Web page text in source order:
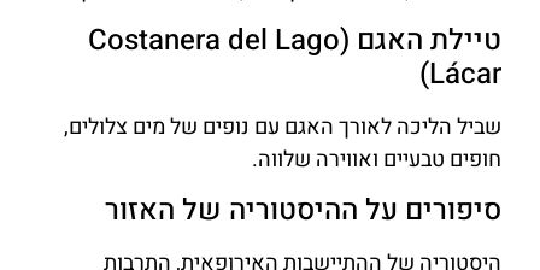
טיילת האגם (Costanera del Lago
Lácar)
שביל הליכה לאורך האגם עם נופים של מים צלולים,
חופים טבעיים ואווירה שלווה.
סיפורים על ההיסטוריה של האזור
היסטוריה של ההתיישבות האירופאית, התרבות